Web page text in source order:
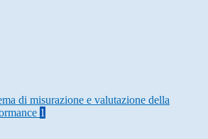
di misurazione e valutazione della
1